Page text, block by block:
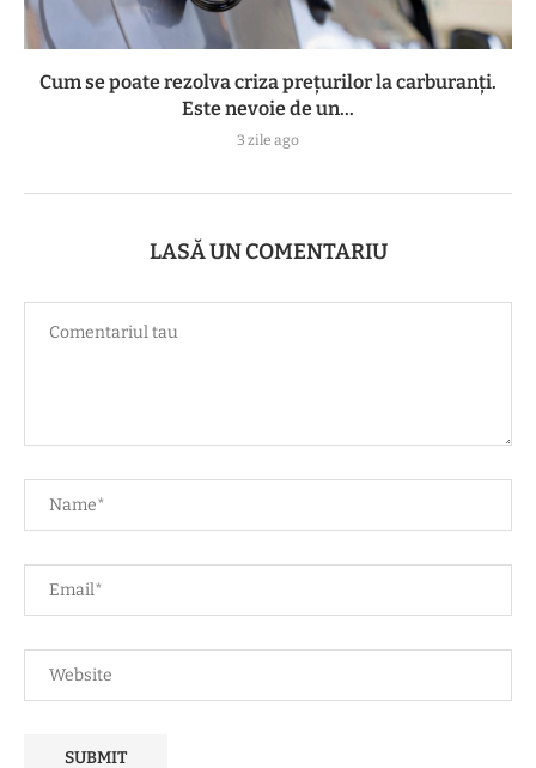
Cum se poate rezolva criza prețurilor la carburanți.
Este nevoie de un...
3 zile ago
LASĂ UN COMENTARIU